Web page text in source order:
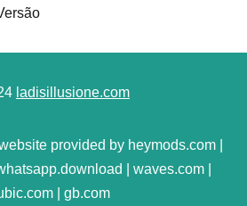
ladisillusione.com
provided by heymods.com |
| waves.com |
| gb.com